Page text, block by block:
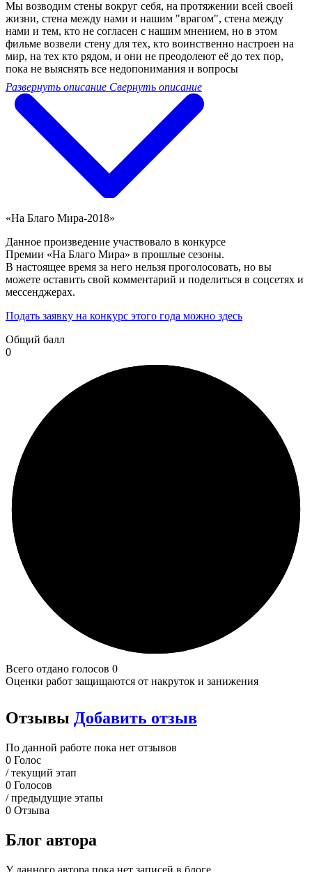
Мы возводим стены вокруг себя, на протяжении всей своей
жизни, стена между нами и нашим "врагом", стена между
нами и тем, кто не согласен с нашим мнением, но в этом
фильме возвели стену для тех, кто воинственно настроен на
мир, на тех кто рядом, и они не преодолеют её до тех пор,
пока не выяснять все недопонимания и вопросы
Развернуть описание Свернуть описание
«На Благо Мира-2018»
Данное произведение участвовало в конкурсе
Премии «На Благо Мира» в прошлые сезоны.
В настоящее время за него нельзя проголосовать, но вы
можете оставить свой комментарий и поделиться в соцсетях и
мессенджерах.
Подать заявку на конкурс этого года можно здесь
Общий балл
0
Всего отдано голосов 0
Оценки работ защищаются от накруток и занижения
Отзывы Добавить отзыв
По данной работе пока нет отзывов
0 Голос
/ текущий этап
0 Голосов
/ предыдущие этапы
0 Отзыва
Блог автора
У данного автора пока нет записей в блоге